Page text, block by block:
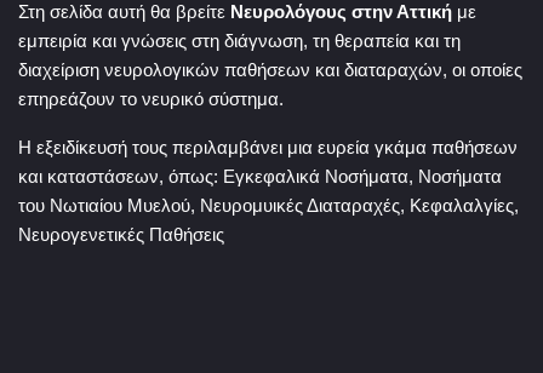
Στη σελίδα αυτή θα βρείτε Νευρολόγους στην Αττική με
εμπειρία και γνώσεις στη διάγνωση, τη θεραπεία και τη
διαχείριση νευρολογικών παθήσεων και διαταραχών, οι οποίες
επηρεάζουν το νευρικό σύστημα.
Η εξειδίκευσή τους περιλαμβάνει μια ευρεία γκάμα παθήσεων
και καταστάσεων, όπως: Εγκεφαλικά Νοσήματα, Νοσήματα
του Νωτιαίου Μυελού, Νευρομυικές Διαταραχές, Κεφαλαλγίες,
Νευρογενετικές Παθήσεις